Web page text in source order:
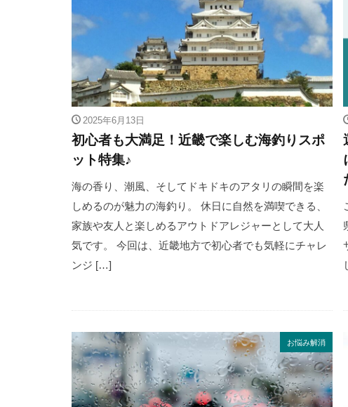
2025年6月13日
初心者も大満足！近畿で楽しむ海釣りスポ
ット特集♪
海の香り、潮風、そしてドキドキのアタリの瞬間を楽
しめるのが魅力の海釣り。 休日に自然を満喫できる、
家族や友人と楽しめるアウトドアレジャーとして大人
気です。 今回は、近畿地方で初心者でも気軽にチャレ
ンジ […]
お悩み解消